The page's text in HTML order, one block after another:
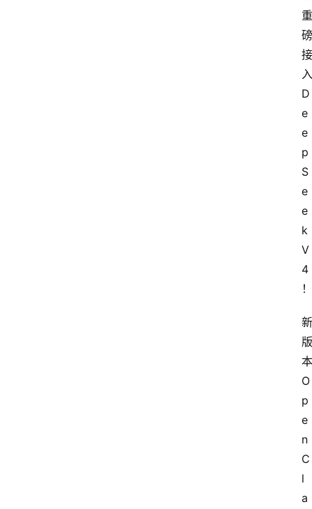
重
磅
接
入
D
e
e
p
S
e
e
k
V
4
！
新
版
本
O
p
e
n
C
l
a